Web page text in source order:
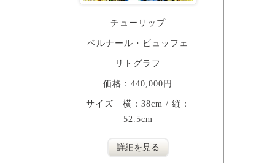
チューリップ
ベルナール・ビュッフェ
リトグラフ
価格：440,000円
サイズ 横：38cm / 縦：
52.5cm
詳細を見る